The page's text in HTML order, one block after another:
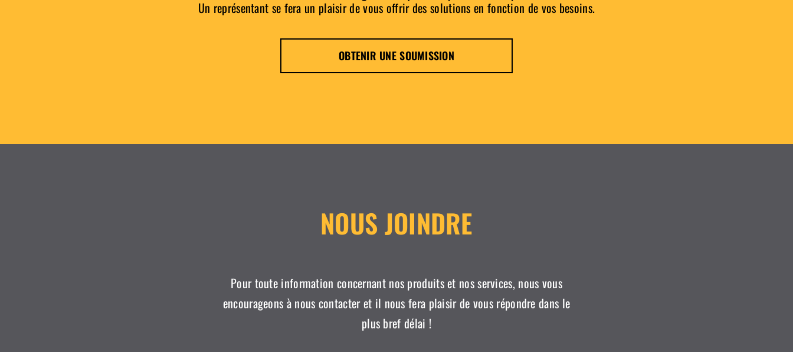
Un représentant se fera un plaisir de vous offrir des solutions en fonction de vos besoins.
OBTENIR UNE SOUMISSION
NOUS JOINDRE
Pour toute information concernant nos produits et nos services, nous vous
encourageons à nous contacter et il nous fera plaisir de vous répondre dans le
plus bref délai !